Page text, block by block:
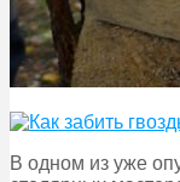
В одном из уже